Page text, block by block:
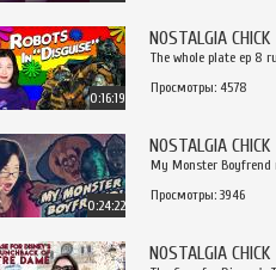
NOSTALGIA CHICK
The whole plate ep 8
Просмотры: 4578
0:16:19
NOSTALGIA CHICK
My Monster Boyfrend
Просмотры: 3946
0:24:22
NOSTALGIA CHICK